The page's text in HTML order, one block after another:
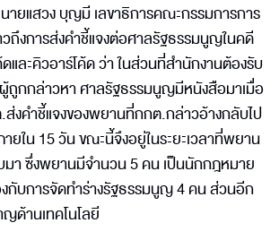
ยแสวง บุญมี เลขาธิการคณะกรรมการการ
ถึงการส่งคำชี้แจงต่อศาลรัฐธรรมนูญในคดี
และคิวอาร์โค้ด ว่า ในส่วนที่สำนักงานต้องรับ
ถูกกล่าวหา ศาลรัฐธรรมนูญมีหนังสือมาเมื่อ
งคำชี้แจงของพยานที่กกต.กล่าวอ้างกลับไป
ใน 15 วัน ขณะนี้จึงอยู่ในระยะเวลาที่พยาน
มา ซึ่งพยานมีจำนวน 5 คน เป็นนักกฎหมาย
กับการจัดทำร่างรัฐธรรมนูญ 4 คน ส่วนอีก
ด้านเทคโนโลยี